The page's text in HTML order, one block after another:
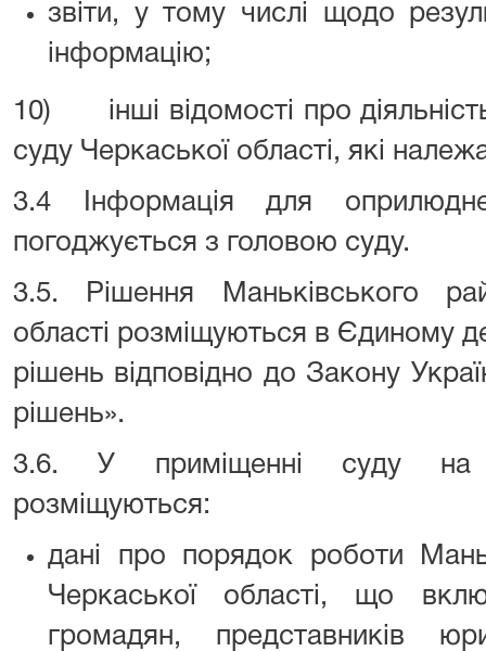
звіти, у тому числі щодо
інформацію;
10) інші відомості про
суду Черкаської області, які
3.4 Інформація для
погоджується з головою суду.
3.5. Рішення Маньківського
області розміщуються в Єдиному
рішень відповідно до Закону
рішень».
3.6. У приміщенні суду на
розміщуються:
дані про порядок роботи
Черкаської області, що
громадян, представників